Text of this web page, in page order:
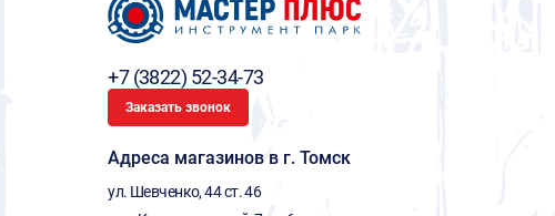
+7 (3822) 52-34-73
Заказать звонок
Адреса магазинов в г. Томск
ул. Шевченко, 44 ст. 46